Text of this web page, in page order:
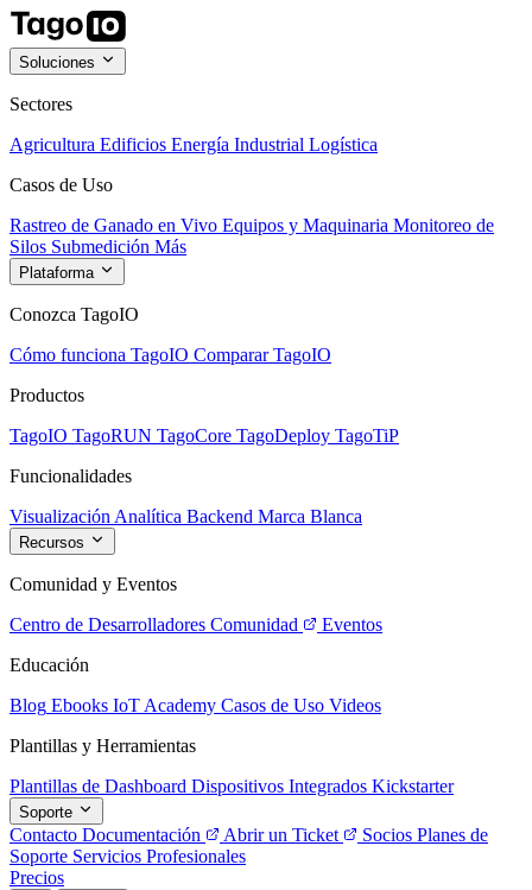
Soluciones
Sectores
Agricultura Edificios Energía Industrial Logística
Casos de Uso
Rastreo de Ganado en Vivo Equipos y Maquinaria Monitoreo de
Silos Submedición Más
Plataforma
Conozca TagoIO
Cómo funciona TagoIO Comparar TagoIO
Productos
TagoIO TagoRUN TagoCore TagoDeploy TagoTiP
Funcionalidades
Visualización Analítica Backend Marca Blanca
Recursos
Comunidad y Eventos
Centro de Desarrolladores Comunidad
Eventos
Educación
Blog Ebooks IoT Academy Casos de Uso Videos
Plantillas y Herramientas
Plantillas de Dashboard Dispositivos Integrados Kickstarter
Soporte
Contacto Documentación Abrir un Ticket Socios Planes de
Soporte Servicios Profesionales
Precios